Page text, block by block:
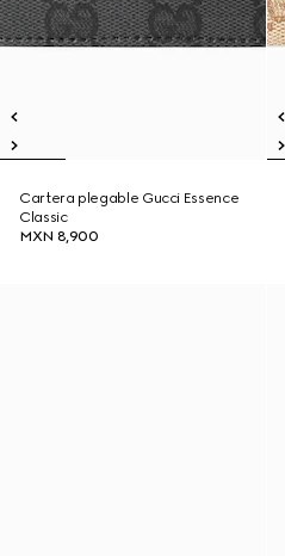
Cartera plegable Gucci Essence
Classic
MXN 8,900